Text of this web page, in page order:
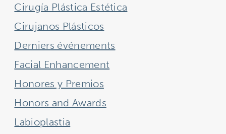
Cirugía Plástica Estética
Cirujanos Plásticos
Derniers événements
Facial Enhancement
Honores y Premios
Honors and Awards
Labioplastia